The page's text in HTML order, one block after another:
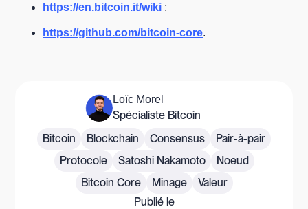
https://en.bitcoin.it/wiki ;
https://github.com/bitcoin-core.
Loïc Morel
Spécialiste Bitcoin
Bitcoin
Blockchain Consensus
Pair-à-pair
Protocole
Satoshi Nakamoto
Noeud
Bitcoin Core
Minage
Valeur
Publié le